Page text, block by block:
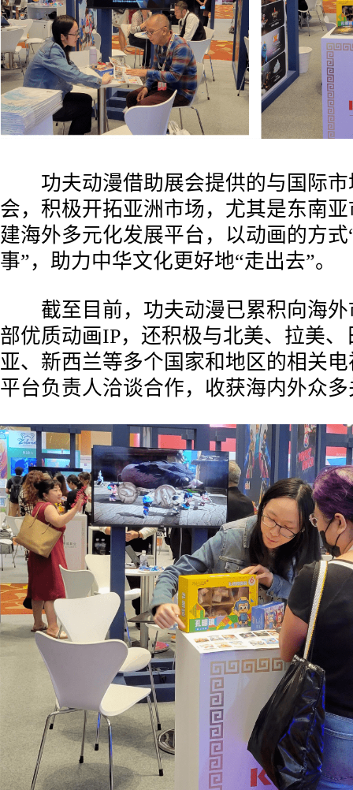
功夫动漫借助展会提供的与国际市
会，积极开拓亚洲市场，尤其是东南
建海外多元化发展平台，以动画的方
事”，助力中华文化更好地“走出去”。
截至目前，功夫动漫已累积向海外
部优质动画IP，还积极与北美、拉美
亚、新西兰等多个国家和地区的相关
平台负责人洽谈合作，收获海内外众